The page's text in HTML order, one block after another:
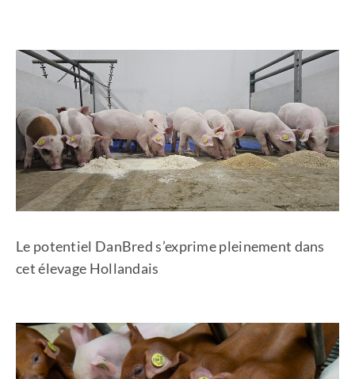
Le potentiel DanBred s’exprime pleinement dans
cet élevage Hollandais